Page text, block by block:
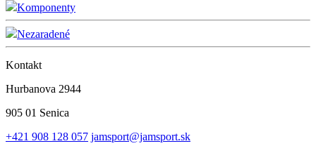
Komponenty
Nezaradené
Kontakt
Hurbanova 2944
905 01 Senica
+421 908 128 057 jamsport@jamsport.sk